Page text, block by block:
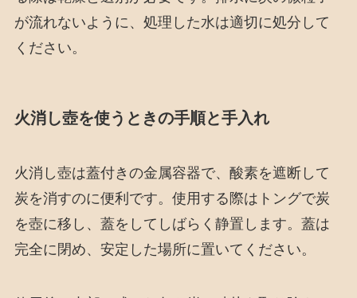
が流れないように、処理した水は適切に処分して
ください。
火消し壺を使うときの手順と手入れ
火消し壺は蓋付きの金属容器で、酸素を遮断して
炭を消すのに便利です。使用する際はトングで炭
を壺に移し、蓋をしてしばらく静置します。蓋は
完全に閉め、安定した場所に置いてください。